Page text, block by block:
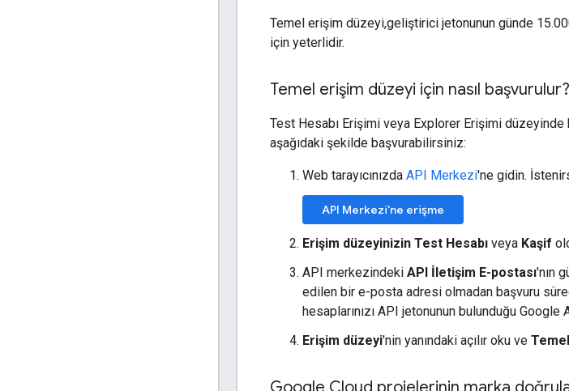
Temel erişim düzeyi,geliştirici jetonunun günde
için yeterlidir.
Temel erişim düzeyi için nasıl başvurulur?
Test Hesabı Erişimi veya Explorer Erişimi
aşağıdaki şekilde başvurabilirsiniz:
Web tarayıcınızda API Merkezi'ne gidin.
API Merkezi'ne erişme
Erişim düzeyinizin Test Hesabı veya Kaşif
API merkezindeki API İletişim E-postası'nın
edilen bir e-posta adresi olmadan başvuru
hesaplarınızı API jetonunun bulunduğu
Erişim düzeyi'nin yanındaki açılır oku ve